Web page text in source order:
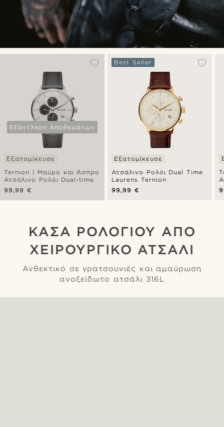
Εξάντληση Αποθεμάτων
Ternion | Μαύρο και Άσπρο
Ατσάλινο Ρολόι Dual-time
Εξατομίκευσε
99,99 €
Ατσάλινο Ρολόι Dual Time
Laurens Ternion
Best Seller
Εξατομίκευσε
99,99 €
ΚΑΣΑ ΡΟΛΟΓΙΟΥ ΑΠΟ
ΧΕΙΡΟΥΡΓΙΚΟ ΑΤΣΑΛΙ
Ανθεκτικό σε γρατσουνιές και αμαύρωση
ανοξείδωτο ατσάλι 316L